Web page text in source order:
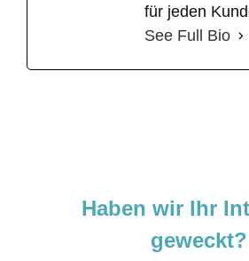
für jeden
See Full Bio
Haben wir Ihr
geweckt?